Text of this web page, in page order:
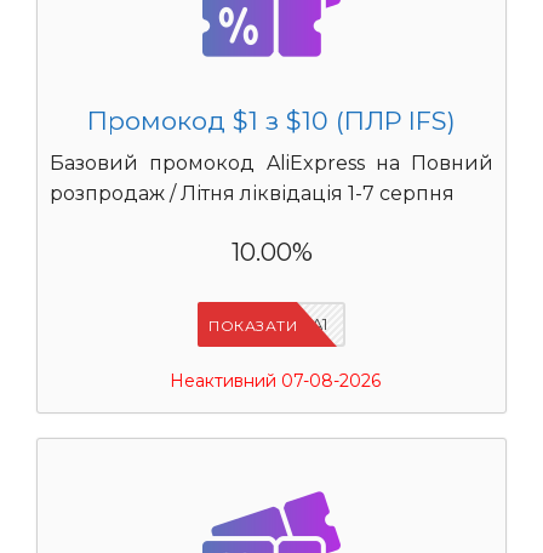
Промокод $1 з $10 (ПЛР IFS)
Базовий промокод AliExpress на Повний
розпродаж / Літня ліквідація 1-7 серпня
10.00%
IFSCDUA1
ПОКАЗАТИ
Неактивний 07-08-2026